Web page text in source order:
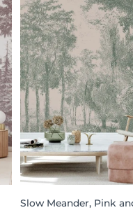
Slow Meander, Pink